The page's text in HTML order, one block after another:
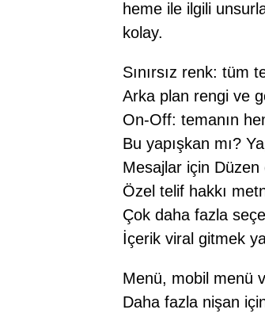
heme ile ilgili
kolay.
Sınırsız renk: tüm
Arka plan rengi ve
On-Off: temanın
Bu yapışkan mı?
Mesajlar için Düzen
Özel telif hakkı
Çok daha fazla
İçerik viral gitmek
Menü, mobil menü
Daha fazla nişan